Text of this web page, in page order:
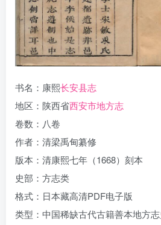
书名：康熙长安县志
地区：陕西省西安市地方志
卷数：八卷
作者：清梁禹甸纂修
版本：清康熙七年（1668）刻本
史部：方志类
格式：日本藏高清PDF电子版
类型：中国稀缺古代古籍善本地方